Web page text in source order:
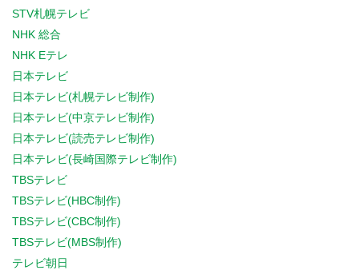
STV札幌テレビ
NHK 総合
NHK Eテレ
日本テレビ
日本テレビ(札幌テレビ制作)
日本テレビ(中京テレビ制作)
日本テレビ(読売テレビ制作)
日本テレビ(長崎国際テレビ制作)
TBSテレビ
TBSテレビ(HBC制作)
TBSテレビ(CBC制作)
TBSテレビ(MBS制作)
テレビ朝日